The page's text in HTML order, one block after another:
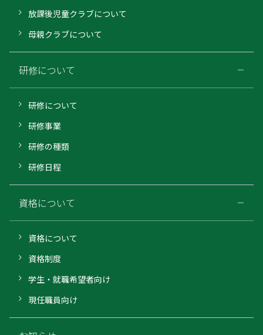
放課後児童クラブについて
母親クラブについて
研修について
研修について
研修事業
研修の種類
研修日程
資格について
資格について
資格制度
学生・就職希望者向け
現任職員向け